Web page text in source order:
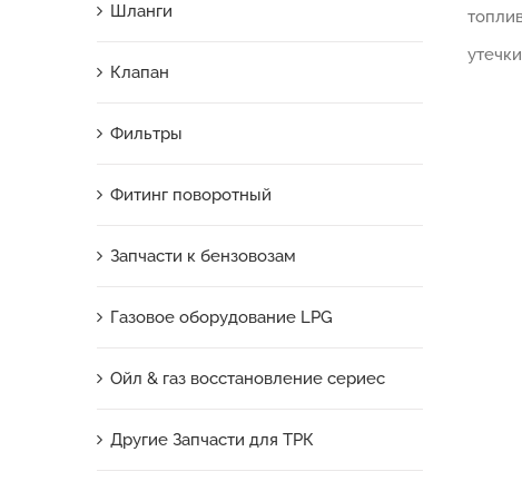
Шланги
Клапан
Фильтры
Фитинг поворотный
Запчасти к бензовозам
Газовое оборудование LPG
Ойл & газ восстановление сериес
Другие Запчасти для ТРК